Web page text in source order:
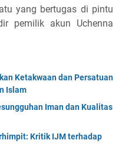
yang bertugas di pintu
pemilik akun Uchenna
Ketakwaan dan Persatuan
Islam
Iman dan Kualitas
Kritik IJM terhadap